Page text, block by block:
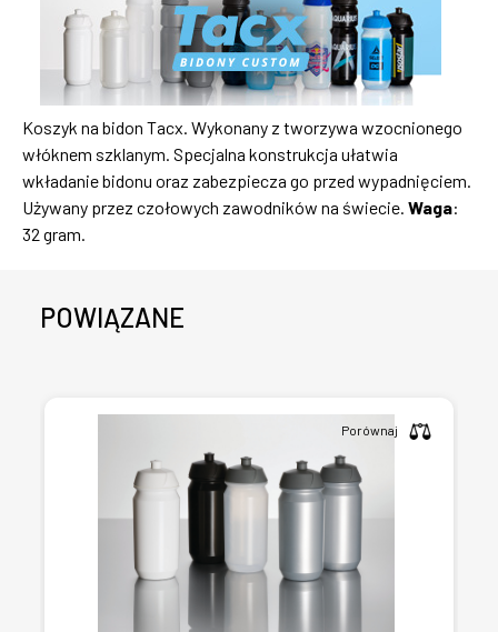
Koszyk na bidon Tacx. Wykonany z tworzywa wzocnionego
włóknem szklanym. Specjalna konstrukcja ułatwia
wkładanie bidonu oraz zabezpiecza go przed wypadnięciem.
Używany przez czołowych zawodników na świecie. Waga:
32 gram.
POWIĄZANE
Porównaj